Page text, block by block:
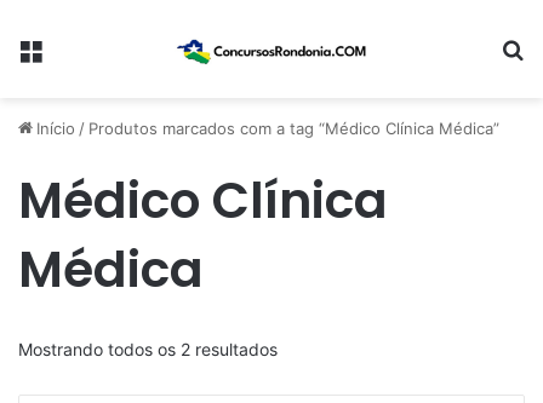
Menu
Início / Produtos marcados com a tag “Médico Clínica Médica”
Médico Clínica
Médica
Mostrando todos os 2 resultadosClassificado
por